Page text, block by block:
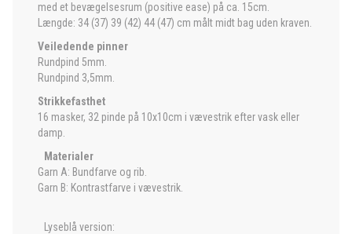
med et bevægelsesrum (positive ease) på ca. 15cm.
Længde: 34 (37) 39 (42) 44 (47) cm målt midt bag uden kraven.
Veiledende pinner
Rundpind 5mm.
Rundpind 3,5mm.
Strikkefasthet
16 masker, 32 pinde på 10x10cm i vævestrik efter vask eller
damp.
Materialer
Garn A: Bundfarve og rib.
Garn B: Kontrastfarve i vævestrik.
Lyseblå version: